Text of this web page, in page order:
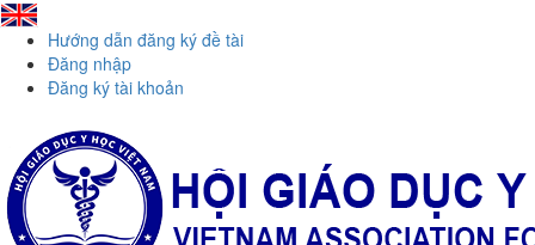
Hướng dẫn đăng ký đề tài
Đăng nhập
Đăng ký tài khoản